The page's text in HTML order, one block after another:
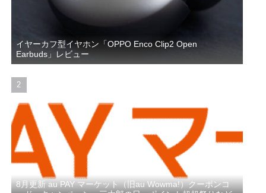
イヤーカフ型イヤホン「OPPO Enco Clip2 Open
Earbuds」レビュー
8月更新 au PAY マーケット（旧au Wowma!）クーポンコ